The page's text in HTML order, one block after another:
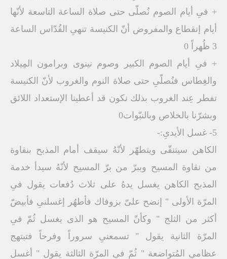
+ فىِ أيام الصوم نُصلّى حتى صلاة الساعة التاسعة لأنّها
أيام إنقطاع والمفروض أنّ الكنيسة تنهىِ القُدّاس الساعة
3 ظُهراً 0
+ فىِ أيام الصوم الكبير وصوم نينوى وبرامون المِيلاد
والغِطاس فنُصلّىِ حتى صلاة النوم والغروب لأنّ الكنيسة
تفطر عِند الغروب بذلك نكون قد أعطينا الإستعداد اللائق
وبشرّنا بالخلاص وبالنبّوات0
5- غسل الأيدىِ:-
الكاهن سيتنقّى ويتطهّر لأنّهُ سيقف أمام المذبح بنقاوة
من نقاوة المسيح وببرّ من برّ المسيح لأنّهُ سيدأ خدمة
المذبح الكاهن يغسل يدهُ على ثلاث دُفعات يقول فىِ
المرّة الأولى " إنضح علىّ بزوفاك فأطهُر إغسلنىِ فأبيضّ
أكثر من الثلج " وكأنّ المسيح هو الذى يغسل ثُمّ فىِ
المرّة الثانية يقول " تسمعنىِ سروراً وفرحاً فتبتهج
عظامىِ المُتواضعة " ثُمّ فىِ المرّة الثالثة يقول " أغسل